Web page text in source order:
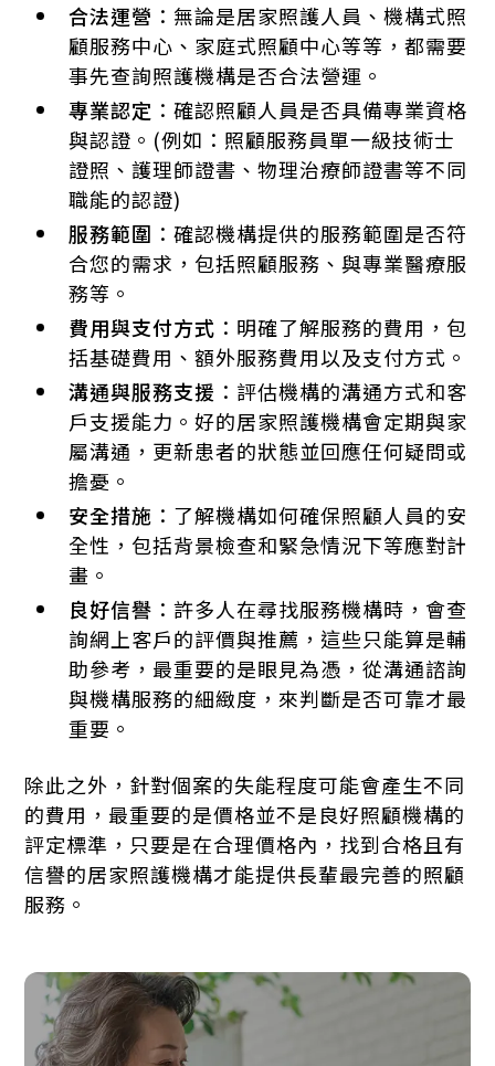
合法運營 ：無論是居家照護人員、機構式照
顧服務中心、家庭式照顧中心等等，都需要
事先查詢照護機構是否合法營運。
專業認定 ：確認照顧人員是否具備專業資格
與認證。(例如：照顧服務員單一級技術士
證照、護理師證書、物理治療師證書等不同
職能的認證)
服務範圍 ：確認機構提供的服務範圍是否符
合您的需求，包括照顧服務、與專業醫療服
務等。
費用與支付方式 ：明確了解服務的費用，包
括基礎費用、額外服務費用以及支付方式。
溝通與服務支援 ：評估機構的溝通方式和客
戶支援能力。好的居家照護機構會定期與家
屬溝通，更新患者的狀態並回應任何疑問或
擔憂。
安全措施 ：了解機構如何確保照顧人員的安
全性，包括背景檢查和緊急情況下等應對計
畫。
良好信譽 ：許多人在尋找服務機構時，會查
詢網上客戶的評價與推薦，這些只能算是輔
助參考，最重要的是眼見為憑，從溝通諮詢
與機構服務的細緻度，來判斷是否可靠才最
重要。
除此之外，針對個案的失能程度可能會產生不同
的費用，最重要的是價格並不是良好照顧機構的
評定標準，只要是在合理價格內，找到合格且有
信譽的居家照護機構才能提供長輩最完善的照顧
服務。